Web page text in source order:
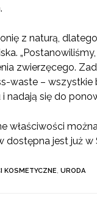
z naturą,
zwierzęcego.
waste – wszystkie
i nadają się do
właściwości
dostępna jest już
KOSMETYCZNE, URODA